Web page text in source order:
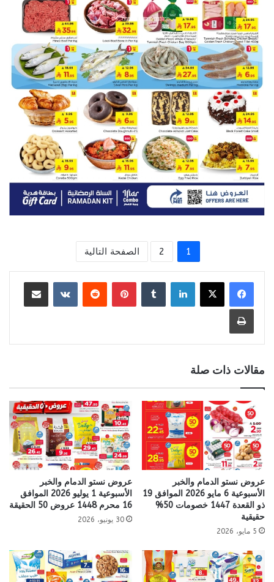
1
2 الصفحة التالية
لينكدإن بينتيريست مشاركة عبر البريد
طباعة
مقالات ذات صلة
عروض نستو الدمام والخبر
الأسبوعية 6 مايو 2026 الموافق 19
ذو القعدة 1447 خصومات 50%
حقيقية
5 مايو، 2026
عروض نستو الدمام والخبر
الأسبوعية 1 يوليو 2026 الموافق
16 محرم 1448 عروض 50 الحقيقة
30 يونيو، 2026